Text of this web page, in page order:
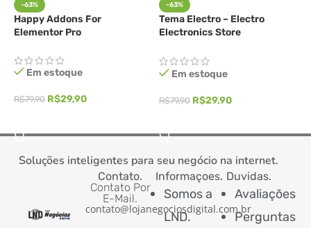
-63%
Happy Addons For
Elementor Pro
Em estoque
R$79,90 R$29,90
-63%
Tema Electro – Electro
Electronics Store
Em estoque
R$79,90 R$29,90
Soluções inteligentes para seu negócio na internet.
Contato.
Contato Por
E-Mail.
contato@lojanegociosdigital.com.br
Informaçoes.
Somos a
LND.
Duvidas.
Avaliações
Perguntas